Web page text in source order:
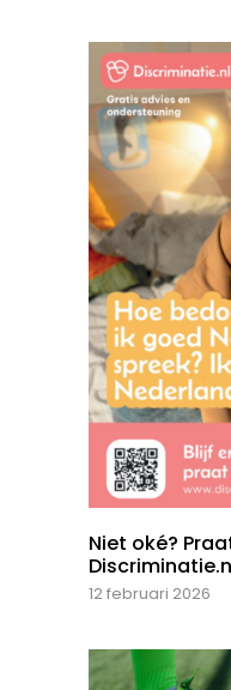
Niet oké?
12 februari 2026